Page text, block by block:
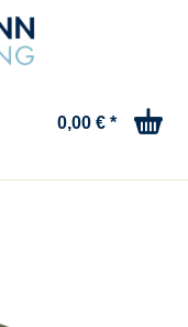
0,00 € *